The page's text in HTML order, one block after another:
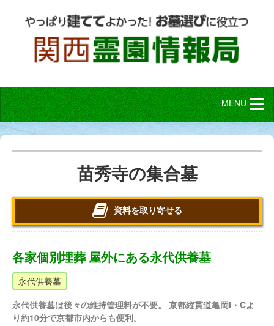
MENU
苗秀寺の集合墓
資料を取り寄せる
各家個別埋葬 屋外にある永代供養墓
永代供養墓
永代供養墓は後々の維持管理料が不要。 京都縦貫道亀岡I・Cよ
り約10分で京都市内からも便利。